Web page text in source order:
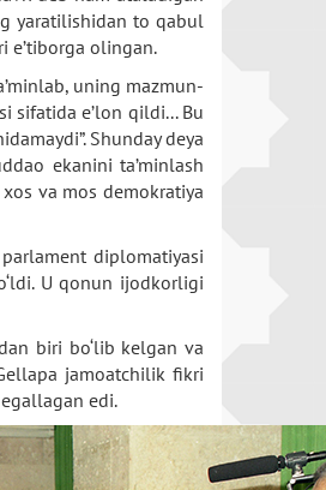
yaratilishidan to qabul
e’tiborga olingan.
uning mazmun-
sifatida e’lon qildi... Bu
Shunday deya
ekanini ta’minlash
va mos demokratiya
diplomatiyasi
U qonun ijodkorligi
biri bo‘lib kelgan va
jamoatchilik fikri
edi.